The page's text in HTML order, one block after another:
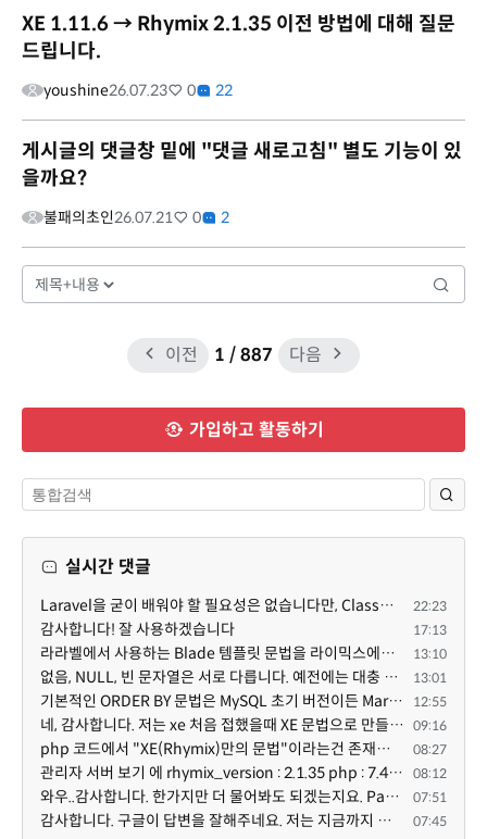
XE 1.11.6 → Rhymix 2.1.35 이전 방법에 대해 질문
드립니다.
youshine26.07.23 0 22
게시글의 댓글창 밑에 "댓글 새로고침" 별도 기능이 있
을까요?
불패의초인26.07.21 0 2
이전 1 / 887 다음
가입하고 활동하기
실시간 댓글
Laravel을 굳이 배워야 할 필요성은 없습니다만, Class기반의 객체 지향 프로그래밍과, PSR-4라는 Composer... 22:23
감사합니다! 잘 사용하겠습니다 17:13
라라벨에서 사용하는 Blade 템플릿 문법을 라이믹스에서도 일부분 도입하였는데, 양쪽의 템플릿 매뉴얼 분량... 13:10
없음, NULL, 빈 문자열은 서로 다릅니다. 예전에는 대충 써도 서로 통용되었지만, 그것 때문에 버그나 보안... 13:01
기본적인 ORDER BY 문법은 MySQL 초기 버전이든 MariaDB 최신 버전이든 차이가 없습니다. 라이믹스 게시판에... 12:55
네, 감사합니다. 저는 xe 처음 접했을때 XE 문법으로 만들었다고 해서 xe코드들이 php와 전혀 다른것 같이 ... 09:16
php 코드에서 "XE(Rhymix)만의 문법"이라는건 존재하지도 않고 별도의 인터프리터를 만들지 않는한 쓸 수도 ... 08:27
관리자 서버 보기 에 rhymix_version : 2.1.35 php : 7.4.3 (64-bit) db.type : mysql (innodb, utf8mb4) db... 08:12
와우..감사합니다. 한가지만 더 물어봐도 되겠는지요. Password.php 파일안에 클래스와 함수들은 순수 php ... 07:51
감사합니다. 구글이 답변을 잘해주네요. 저는 지금까지 md5 에 머물러 있었네요. md5는 구석기 알고리즘이 ... 07:45